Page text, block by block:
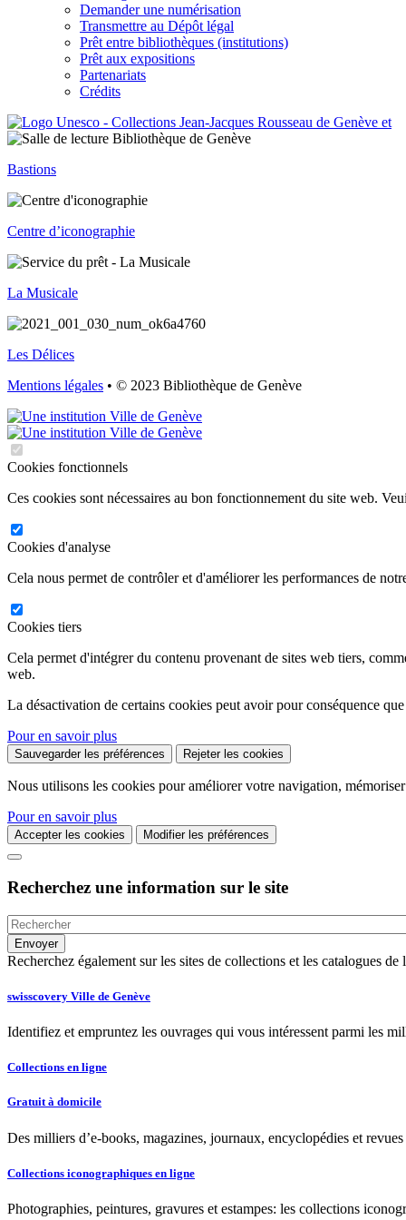
Demander une numérisation
Transmettre au Dépôt légal
Prêt entre bibliothèques (institutions)
Prêt aux expositions
Partenariats
Crédits
Bastions
Centre d’iconographie
La Musicale
Les Délices
Mentions légales • © 2023 Bibliothèque de Genève
Cookies fonctionnels
Ces cookies sont nécessaires au bon fonctionnement du site web.
Cookies d'analyse
Cela nous permet de contrôler et d'améliorer les performances de
Cookies tiers
Cela permet d'intégrer du contenu provenant de sites web tiers,
web.
La désactivation de certains cookies peut avoir pour conséquence
Pour en savoir plus
Sauvegarder les préférences Rejeter les cookies
Nous utilisons les cookies pour améliorer votre navigation,
Pour en savoir plus
Accepter les cookies Modifier les préférences
Recherchez une information sur le site
Recherchez également sur les sites de collections et les catalogues
swisscovery Ville de Genève
Identifiez et empruntez les ouvrages qui vous intéressent parmi les
Collections en ligne
Gratuit à domicile
Des milliers d’e-books, magazines, journaux, encyclopédies et
Collections iconographiques en ligne
Photographies, peintures, gravures et estampes: les collections